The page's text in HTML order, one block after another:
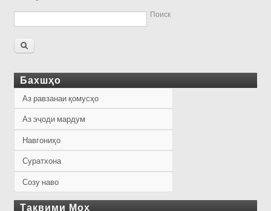
Поиск
Бахшҳо
Аз равзанаи қомусҳо
Аз эҷоди мардум
Навгониҳо
Суратхона
Созу наво
Тақвими Моҳ